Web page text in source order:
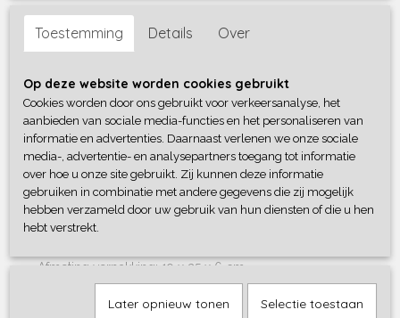
schadelijke stoffen.
Serie: Swim Essentials Walvissen
Materiaal: 0,25 mm duurzaam PVC
Gewicht: 0,4 kg
Afmetingen: Ø 69 cm
Aantal luchtkamers: 4 voor extra veiligheid
Leeftijdsklasse: 0-1 jaar
Maximale belastbaarheid: 11 kg
Afmeting verpakking: 19 x 25 x 6 cm
EAN: 7432234183106
Elk afzonderlijk product bevat een repair patch
Toestemming Details Over
Op deze website worden cookies gebruikt
Cookies worden door ons gebruikt voor verkeersanalyse, het
aanbieden van sociale media-functies en het personaliseren van
informatie en advertenties. Daarnaast verlenen we onze sociale
media-, advertentie- en analysepartners toegang tot informatie
over hoe u onze site gebruikt. Zij kunnen deze informatie
gebruiken in combinatie met andere gegevens die zij mogelijk
hebben verzameld door uw gebruik van hun diensten of die u hen
hebt verstrekt.
Later opnieuw tonen Selectie toestaan